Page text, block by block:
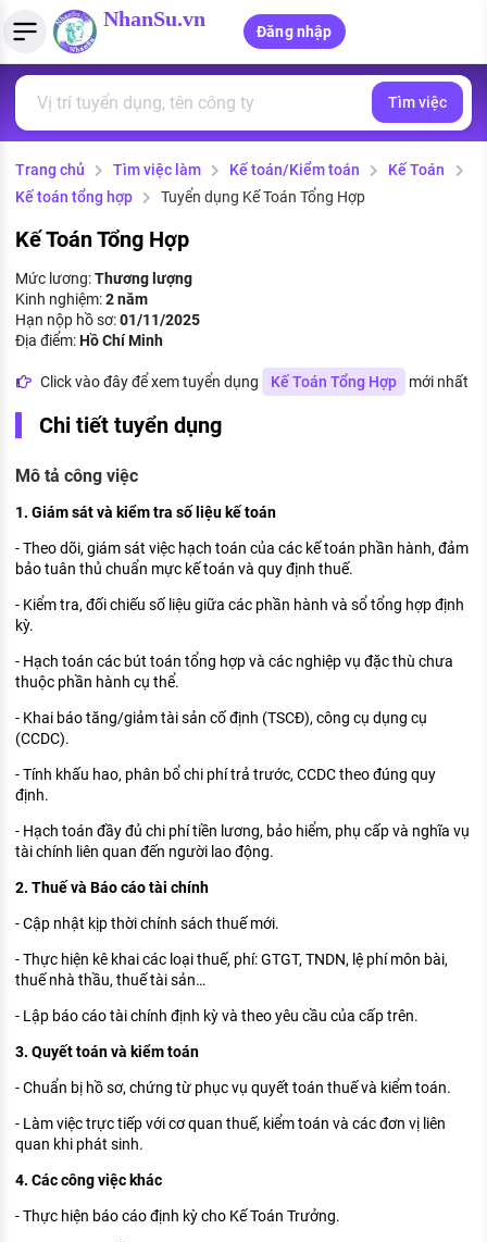
NhanSu.vn
Đăng nhập
Tìm việc làm
Việc làm ngành luật
Việc làm tốt nhất
CÔNG TY
Danh sách nhà tuyển dụng
Nhà tuyển dụng hàng đầu
Quản lý CV
Tải CV lên
MẪU CV THEO STYLE
Mẫu CV đơn giản
Mẫu CV hiện đại
Tính lương Gross - Net
Tính thuế thu nhập cá nhân
PHÁP LUẬT VIỆT NAM
Văn bản pháp luật
Chính sách mới
PHÁP LUẬT LAO ĐỘNG
Lao động và tiền lương
Bảo hiểm và phúc lợi
Thuế thu nhập
Hồ sơ biểu mẫu
Chính sách lao động
KHÁM PHÁ NGHỀ NGHIỆP
Tử vi nghề nghiệp
HƯỚNG NGHIỆP VIỆC LÀM
Đặc trưng từng nghề
Xu hướng việc làm
XÂY DỰNG VÀ PHÁT TRIỂN ĐỘI NGŨ
NHÂN SỰ
Tìm việc
Trang chủ Tìm việc làm Kế toán/Kiểm toán
Kế Toán
Kế toán tổng hợp
Tuyển dụng Kế Toán Tổng Hợp
Kế Toán Tổng Hợp
Mức lương:Thương lượng
Kinh nghiệm:2 năm
Hạn nộp hồ sơ:01/11/2025
Địa điểm:Hồ Chí Minh
Click vào đây để xem tuyển dụng Kế Toán Tổng Hợp mới nhất
Chi tiết tuyển dụng
Mô tả công việc
1. Giám sát và kiểm tra số liệu kế toán
- Theo dõi, giám sát việc hạch toán của các kế toán phần hành, đảm
bảo tuân thủ chuẩn mực kế toán và quy định thuế.
- Kiểm tra, đối chiếu số liệu giữa các phần hành và sổ tổng hợp định
kỳ.
- Hạch toán các bút toán tổng hợp và các nghiệp vụ đặc thù chưa
thuộc phần hành cụ thể.
- Khai báo tăng/giảm tài sản cố định (TSCĐ), công cụ dụng cụ
(CCDC).
- Tính khấu hao, phân bổ chi phí trả trước, CCDC theo đúng quy
định.
- Hạch toán đầy đủ chi phí tiền lương, bảo hiểm, phụ cấp và nghĩa vụ
tài chính liên quan đến người lao động.
2. Thuế và Báo cáo tài chính
- Cập nhật kịp thời chính sách thuế mới.
- Thực hiện kê khai các loại thuế, phí: GTGT, TNDN, lệ phí môn bài,
thuế nhà thầu, thuế tài sản…
- Lập báo cáo tài chính định kỳ và theo yêu cầu của cấp trên.
3. Quyết toán và kiểm toán
- Chuẩn bị hồ sơ, chứng từ phục vụ quyết toán thuế và kiểm toán.
- Làm việc trực tiếp với cơ quan thuế, kiểm toán và các đơn vị liên
quan khi phát sinh.
4. Các công việc khác
- Thực hiện báo cáo định kỳ cho Kế Toán Trưởng.